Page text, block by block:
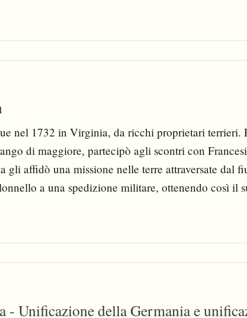
nel 1732 in Virginia, da ricchi proprietari terrieri.
di maggiore, partecipò agli scontri con
gli affidò una missione nelle terre attraversate dal
a una spedizione militare, ottenendo così il
della contea di Frederick, carica che mantenne
- Unificazione della Germania e